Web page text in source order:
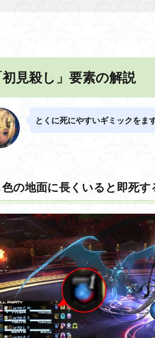
初見殺し」要素の解説
とくに死にやすいギミックをま
色の地面に長くいると即死す